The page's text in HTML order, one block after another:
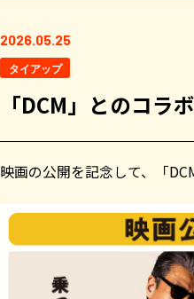
2026.05.25
タイアップ
「DCM」とのコラ
映画の公開を記念して、「